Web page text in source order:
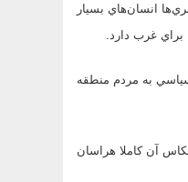
انسان‌هاي بسيار
براي غرب دارد.
به مردم منطقه
آن كاملا هراسان